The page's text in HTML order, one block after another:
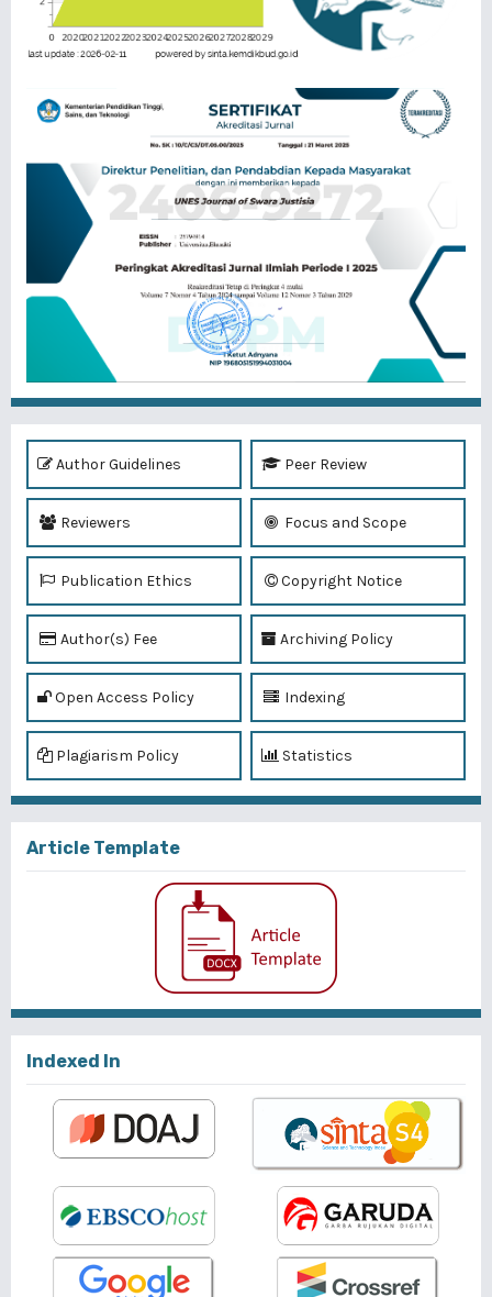
Author Guidelines Peer Review
Reviewers Focus and Scope
Publication Ethics Copyright Notice
Author(s) Fee Archiving Policy
Open Access Policy Indexing
Plagiarism Policy Statistics
Article Template
Indexed In